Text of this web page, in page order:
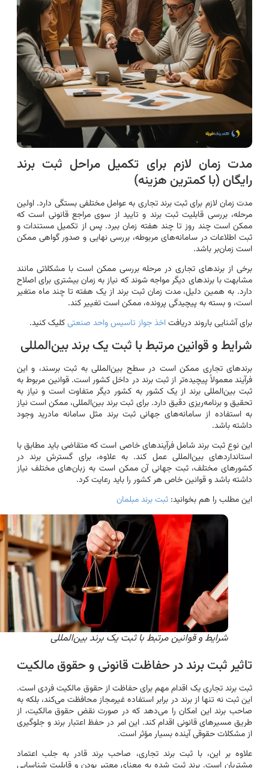
مدت زمان لازم برای تکمیل مراحل ثبت برند
رایگان (با کمترین هزینه)
مدت زمان لازم برای ثبت برند تجاری به عوامل مختلفی بستگی دارد. اولین
مرحله، بررسی قابلیت ثبت برند و تایید از سوی مراجع قانونی است که
ممکن است چند روز تا چند هفته زمان ببرد. پس از تکمیل مستندات و
ثبت اطلاعات در سامانه‌های مربوطه، بررسی نهایی و صدور گواهی ممکن
است زمان‌بر باشد.
برخی از برندهای تجاری در مرحله بررسی ممکن است با مشکلاتی مانند
مشابهت با برندهای دیگر مواجه شوند که نیاز به زمان بیشتری برای اصلاح
دارد. به همین دلیل، مدت زمان ثبت برند از یک هفته تا چند ماه متغیر
است، و بسته به پیچیدگی پرونده، ممکن است تغییر کند.
برای آشنایی باروند دریافتاخذ جواز تاسیس واحد صنعتیکلیک کنید.
شرایط و قوانین مرتبط با ثبت یک برند بین‌المللی
برندهای تجاری ممکن است در سطح بین‌المللی به ثبت برسند، و این
فرآیند معمولاً پیچیده‌تر از ثبت برند در داخل کشور است. قوانین مربوط به
ثبت بین‌المللی برند از یک کشور به کشور دیگر متفاوت است و نیاز به
تحقیق و برنامه‌ریزی دقیق دارد. برای ثبت برند بین‌المللی، ممکن است نیاز
به استفاده از سامانه‌های جهانی ثبت برند مثل سامانه مادرید وجود
داشته باشد.
این نوع ثبت برند شامل فرآیندهای خاصی است که متقاضی باید مطابق با
استانداردهای بین‌المللی عمل کند. به علاوه، برای گسترش برند در
کشورهای مختلف، ثبت جهانی آن ممکن است به زبان‌های مختلف نیاز
داشته باشد و قوانین خاص هر کشور را باید رعایت کرد.
این مطلب را هم بخوانید:ثبت برند مبلمان
شرایط و قوانین مرتبط با ثبت یک برند بین‌المللی
تاثیر ثبت برند در حفاظت قانونی و حقوق مالکیت
ثبت برند تجاری یک اقدام مهم برای حفاظت از حقوق مالکیت فردی است.
این ثبت نه تنها از برند در برابر استفاده غیرمجاز محافظت می‌کند، بلکه به
صاحب برند این امکان را می‌دهد که در صورت نقض حقوق مالکیت، از
طریق مسیرهای قانونی اقدام کند. این امر در حفظ اعتبار برند و جلوگیری
از مشکلات حقوقی آینده بسیار مؤثر است.
علاوه بر این، با ثبت برند تجاری، صاحب برند قادر به جلب اعتماد